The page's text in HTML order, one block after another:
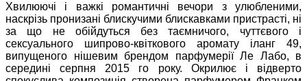
Хвилюючі і важкі романтичні вечори з улюбленими,
наскрізь пронизані блискучими блискавками пристрасті, ні
за що не обійдуться без таємничого, чуттєвого і
сексуального шипрово-квіткового аромату іланг 49,
випущеного нішевим брендом парфумерії Ле Лабо, в
середині серпня 2015 го року. Окрилює і відверто